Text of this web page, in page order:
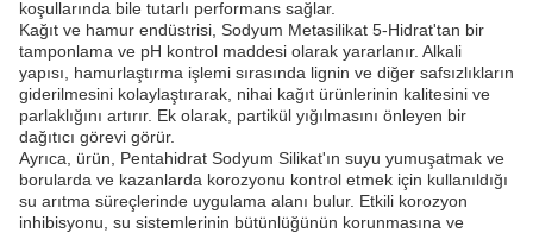
koşullarında bile tutarlı performans sağlar.
Kağıt ve hamur endüstrisi, Sodyum Metasilikat 5-Hidrat'tan bir
tamponlama ve pH kontrol maddesi olarak yararlanır. Alkali
yapısı, hamurlaştırma işlemi sırasında lignin ve diğer safsızlıkların
giderilmesini kolaylaştırarak, nihai kağıt ürünlerinin kalitesini ve
parlaklığını artırır. Ek olarak, partikül yığılmasını önleyen bir
dağıtıcı görevi görür.
Ayrıca, ürün, Pentahidrat Sodyum Silikat'ın suyu yumuşatmak ve
borularda ve kazanlarda korozyonu kontrol etmek için kullanıldığı
su arıtma süreçlerinde uygulama alanı bulur. Etkili korozyon
inhibisyonu, su sistemlerinin bütünlüğünün korunmasına ve